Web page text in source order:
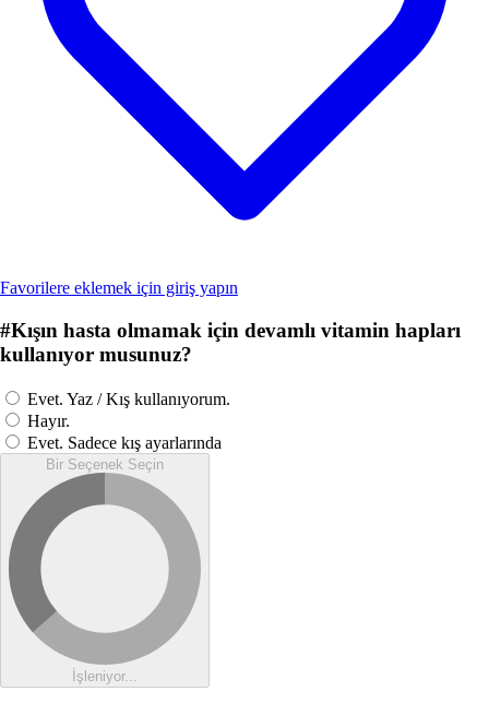
Favorilere eklemek için giriş yapın
#Kışın hasta olmamak için devamlı vitamin hapları
kullanıyor musunuz?
Evet. Yaz / Kış kullanıyorum.
Hayır.
Evet. Sadece kış ayarlarında
Bir Seçenek Seçin
İşleniyor...